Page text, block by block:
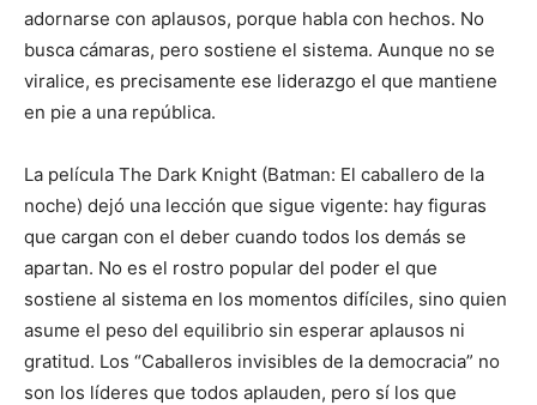
adornarse con aplausos, porque habla con hechos. No
busca cámaras, pero sostiene el sistema. Aunque no se
viralice, es precisamente ese liderazgo el que mantiene
en pie a una república.
La película The Dark Knight (Batman: El caballero de la
noche) dejó una lección que sigue vigente: hay figuras
que cargan con el deber cuando todos los demás se
apartan. No es el rostro popular del poder el que
sostiene al sistema en los momentos difíciles, sino quien
asume el peso del equilibrio sin esperar aplausos ni
gratitud. Los “Caballeros invisibles de la democracia” no
son los líderes que todos aplauden, pero sí los que